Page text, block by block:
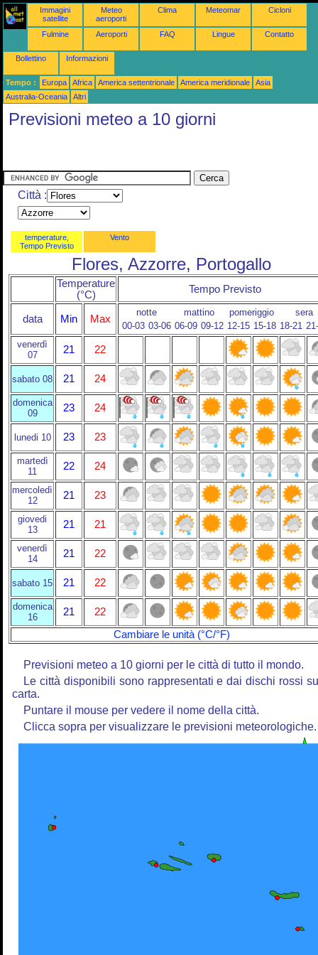
Immagini
satellite
Meteo
aeroporti
Clima Meteomar Cicloni
Fulmine Aeroporti FAQ Lingue Contatto
Bollettino Informazioni
Tempo : Europa Africa America settentrionale America meridionale
Asia
Australia-Oceania
Altri
Previsioni meteo a 10 giorni
Città :
temperature,
Tempo Previsto
Vento
Flores, Azzorre, Portogallo
Temperature
(°C)
Tempo Previsto
data Min Max
notte mattino pomeriggio
sera
00-03 03-06 06-09 09-12 12-15 15-18 18-21
venerdì
07
21 22
sabato 08 21 24
domenica
09
23 24
lunedi 10 23 23
martedì
11
22 24
mercoledì
12
21 23
giovedi
13
21 21
venerdì
14
21 22
sabato 15 21 22
domenica
16
21
22
Cambiare le unità (°C/°F)
Previsioni meteo a 10 giorni per le città di tutto il mondo.
Le città disponibili sono rappresentati e dai dischi rossi
carta.
Puntare il mouse per vedere il nome della città.
Clicca sopra per visualizzare le previsioni meteorologiche.